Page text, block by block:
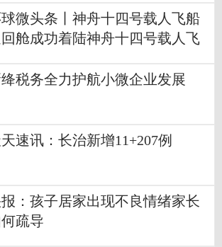
微头条丨神舟十四号载人飞船
舱成功着陆神舟十四号载人飞
税务全力护航小微企业发展
速讯：长治新增11+207例
：孩子居家出现不良情绪家长
疏导